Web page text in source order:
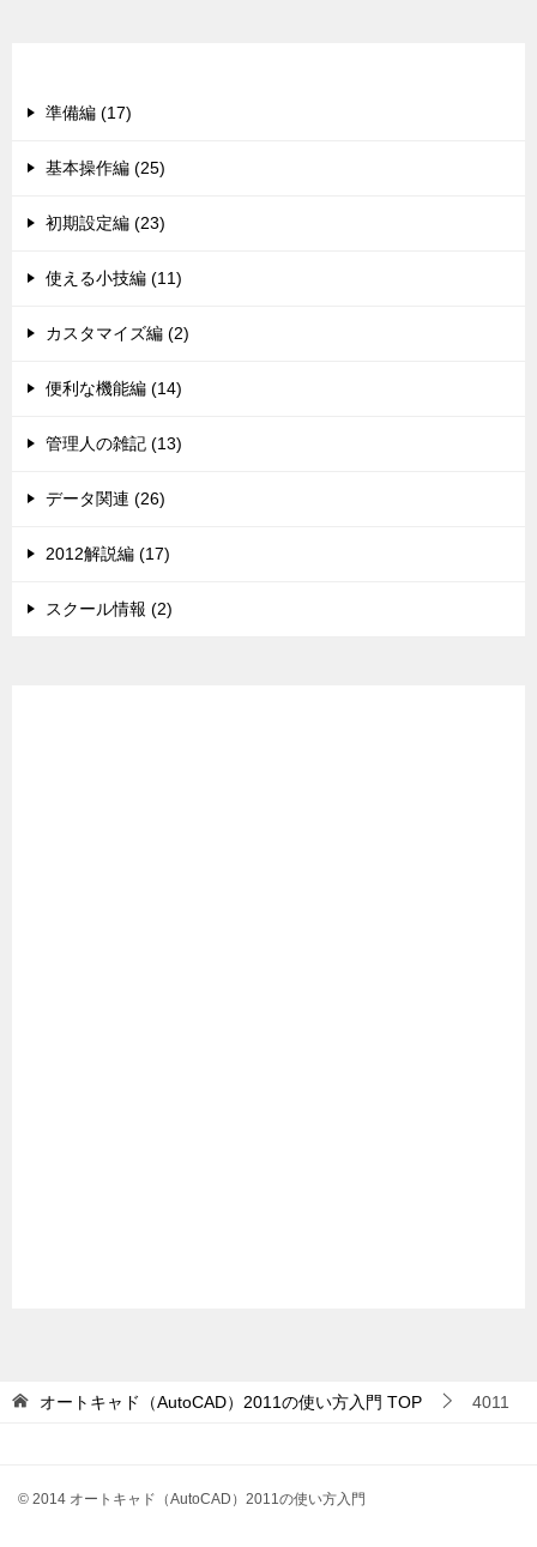
準備編 (17)
基本操作編 (25)
初期設定編 (23)
使える小技編 (11)
カスタマイズ編 (2)
便利な機能編 (14)
管理人の雑記 (13)
データ関連 (26)
2012解説編 (17)
スクール情報 (2)
オートキャド（AutoCAD）2011の使い方入門 TOP 4011
© 2014 オートキャド（AutoCAD）2011の使い方入門